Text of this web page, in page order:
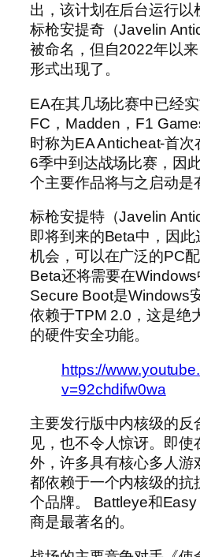
出，该计划在后台运行以
标枪安提奇（Javelin
被命名，但自2022年以
形式出现了。
EA在其几场比赛中已经
FC，Madden，F1
时称为EA Anticheat-首
6季中到达战场比赛，因
个主要作品将与之启动是
标枪安提特（Javelin
即将到来的Beta中，因
机会，可以在广泛的PC配
Beta还将需要在Windows
Secure Boot是Windows
依赖于TPM 2.0，这是绝
的硬件安全功能。
https://
v=92chdifw0wa
主要发行版中内核级的反
见，也不令人惊讶。即使
外，许多具有核心多人游
都依赖于一个内核级的抗
个品牌。 Battleye和
商是最著名的。